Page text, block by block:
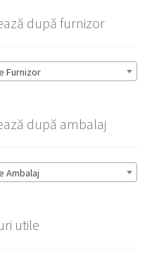
după furnizor
Furnizor
după ambalaj
Ambalaj
utile